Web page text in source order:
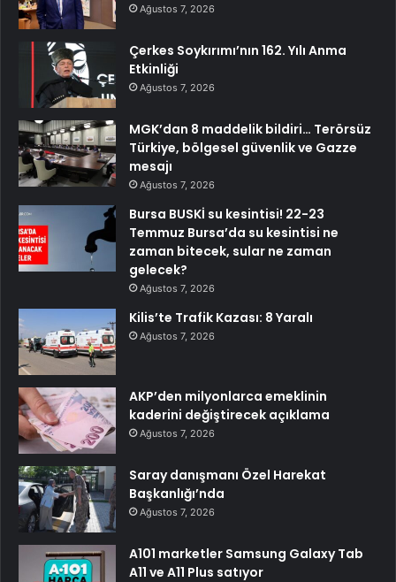
Ağustos 7, 2026
Çerkes Soykırımı’nın 162. Yılı Anma
Etkinliği
Ağustos 7, 2026
MGK’dan 8 maddelik bildiri… Terörsüz
Türkiye, bölgesel güvenlik ve Gazze
mesajı
Ağustos 7, 2026
Bursa BUSKİ su kesintisi! 22-23
Temmuz Bursa’da su kesintisi ne
zaman bitecek, sular ne zaman
gelecek?
Ağustos 7, 2026
Kilis’te Trafik Kazası: 8 Yaralı
Ağustos 7, 2026
AKP’den milyonlarca emeklinin
kaderini değiştirecek açıklama
Ağustos 7, 2026
Saray danışmanı Özel Harekat
Başkanlığı’nda
Ağustos 7, 2026
A101 marketler Samsung Galaxy Tab
A11 ve A11 Plus satıyor